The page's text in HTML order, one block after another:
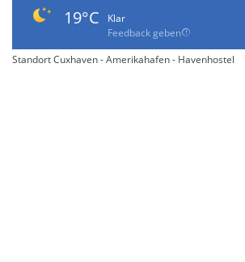
19°C
Klar
Feedback geben
Standort Cuxhaven - Amerikahafen - Havenhostel